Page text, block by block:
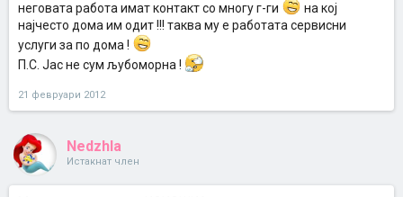
неговата работа имат контакт со многу г-ги
на кој
најчесто дома им одит !!! таква му е работата сервисни
услуги за по дома !
П.С. Јас не сум љубоморна !
21 февруари 2012
Nedzhla
Истакнат член